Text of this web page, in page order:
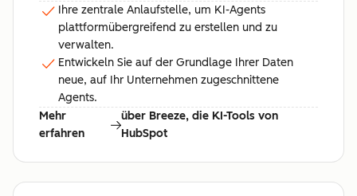
Ihre zentrale Anlaufstelle, um KI-Agents
plattformübergreifend zu erstellen und zu
verwalten.
Entwickeln Sie auf der Grundlage Ihrer Daten
neue, auf Ihr Unternehmen zugeschnittene
Agents.
Mehr
erfahren
über Breeze, die KI-Tools von
HubSpot